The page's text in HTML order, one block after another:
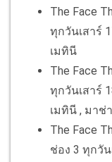
The Face
ทุกวันเสาร์
เมทินี
The Face
ทุกวันเสาร์
เมทินี , มา
The Face
ช่อง 3 ทุกวั